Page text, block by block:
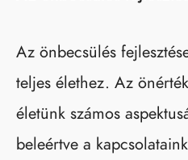
Az önbecsülés
teljes élethez. Az
életünk számos
beleértve a